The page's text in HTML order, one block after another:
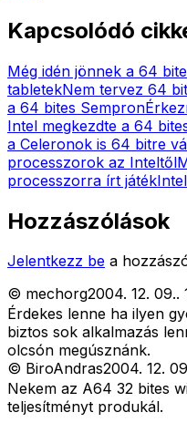
Kapcsolódó
Még idén jönnek a 64
tabletekNem tervez 64
a 64 bites Sempron
Intel megkezdte a 64
a Celeronok is 64 bitre
processzorok az Inteltől
processzorra írt játékIntel
Hozzászólások
Jelentkezz be a
© mechorg2004. 12. 09..
Érdekes lenne ha ilyen
biztos sok alkalmazás
olcsón megúsznánk.
© BiroAndras2004. 12.
Nekem az A64 32 bites
teljesítményt produkál.